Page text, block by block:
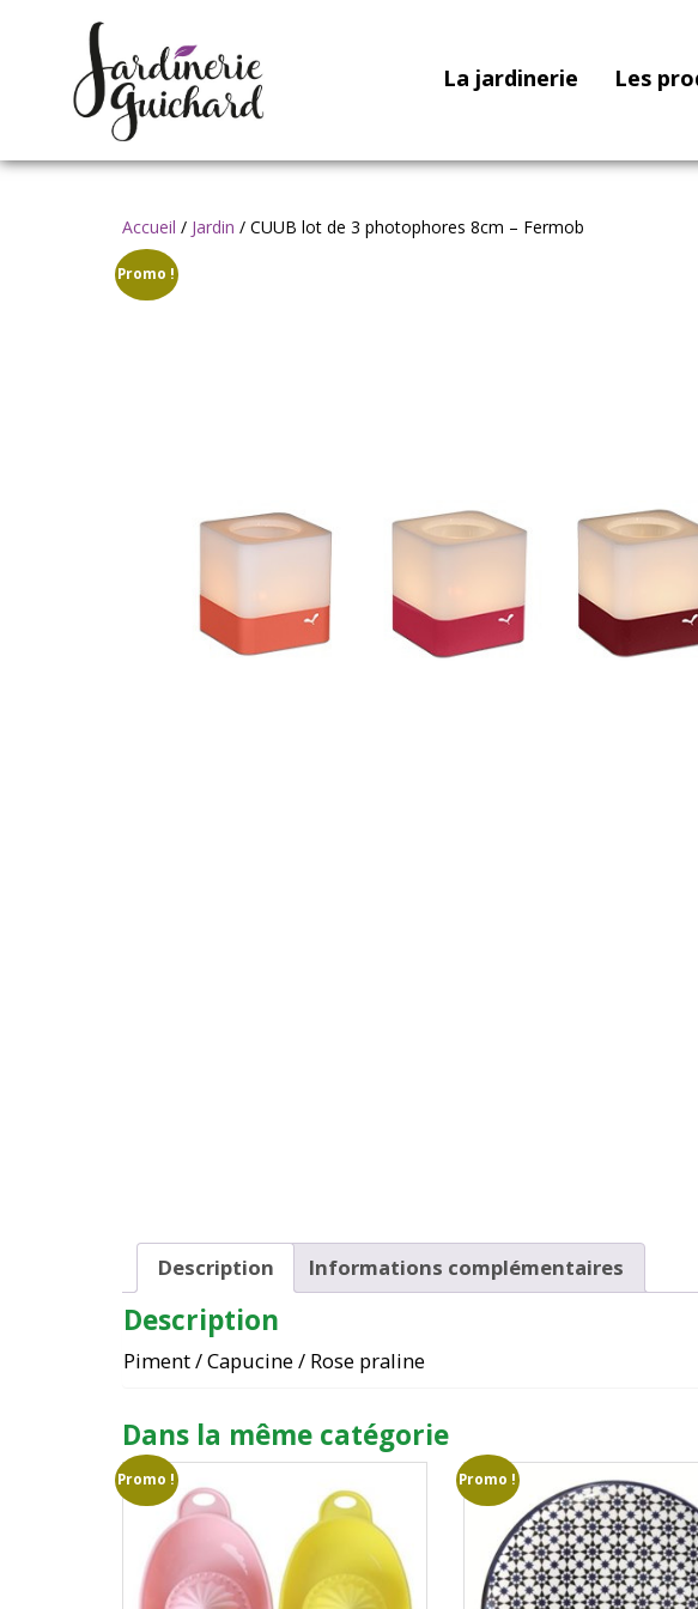
La jardinerie Les
Accueil / Jardin / CUUB lot de 3 photophores 8cm – Fermob
Promo !
Description Informations complémentaires
Description
Piment / Capucine / Rose praline
Dans la même catégorie
Promo ! Promo !